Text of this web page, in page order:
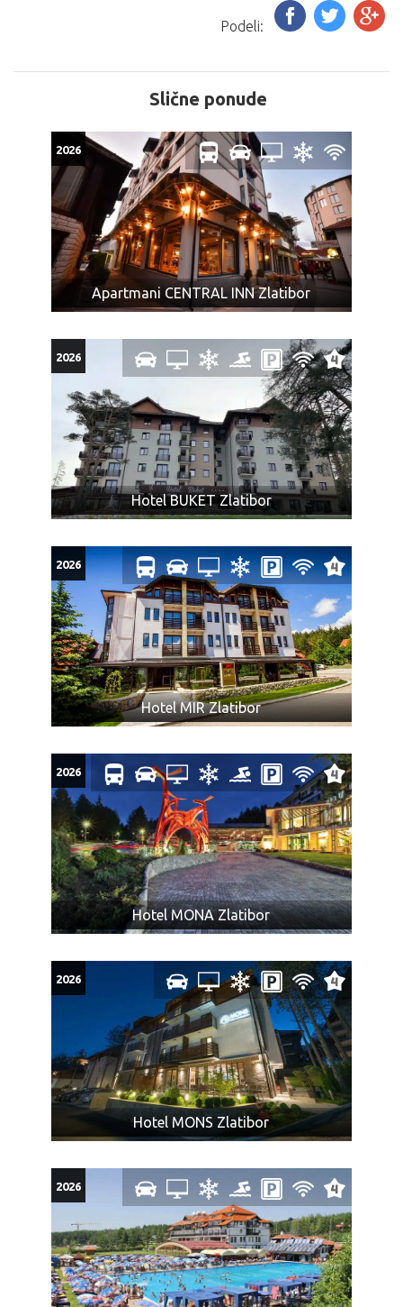
Podeli:
Slične ponude
Apartmani CENTRAL INN Zlatibor
2026
Hotel BUKET Zlatibor
2026
Hotel MIR Zlatibor
2026
Hotel MONA Zlatibor
2026
Hotel MONS Zlatibor
2026
2026